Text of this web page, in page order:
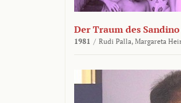
Der Traum des Sandino
1981 / Rudi Palla, Margareta